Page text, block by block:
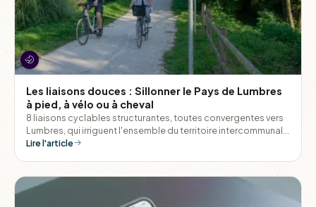
Les liaisons douces : Sillonner le Pays de Lumbres
à pied, à vélo ou à cheval
8 liaisons cyclables structurantes, toutes convergentes vers
Lumbres, qui irriguent l'ensemble du territoire intercommunal
et permettent de relier les villages entre eux sans monter dans
Lire l'article